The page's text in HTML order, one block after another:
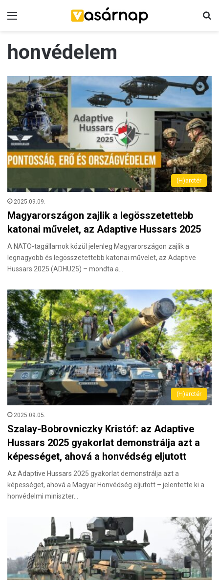
honvédelem
(H)arctér
2025.09.09.
Magyarországon zajlik a legösszetettebb
katonai művelet, az Adaptive Hussars 2025
A NATO-tagállamok közül jelenleg Magyarországon zajlik a
legnagyobb és legösszetettebb katonai művelet, az Adaptive
Hussars 2025 (ADHU25) – mondta a…
(H)arctér
2025.09.05.
Szalay-Bobrovniczky Kristóf: az Adaptive
Hussars 2025 gyakorlat demonstrálja azt a
képességet, ahová a honvédség eljutott
Az Adaptive Hussars 2025 gyakorlat demonstrálja azt a
képességet, ahová a Magyar Honvédség eljutott – jelentette ki a
honvédelmi miniszter…